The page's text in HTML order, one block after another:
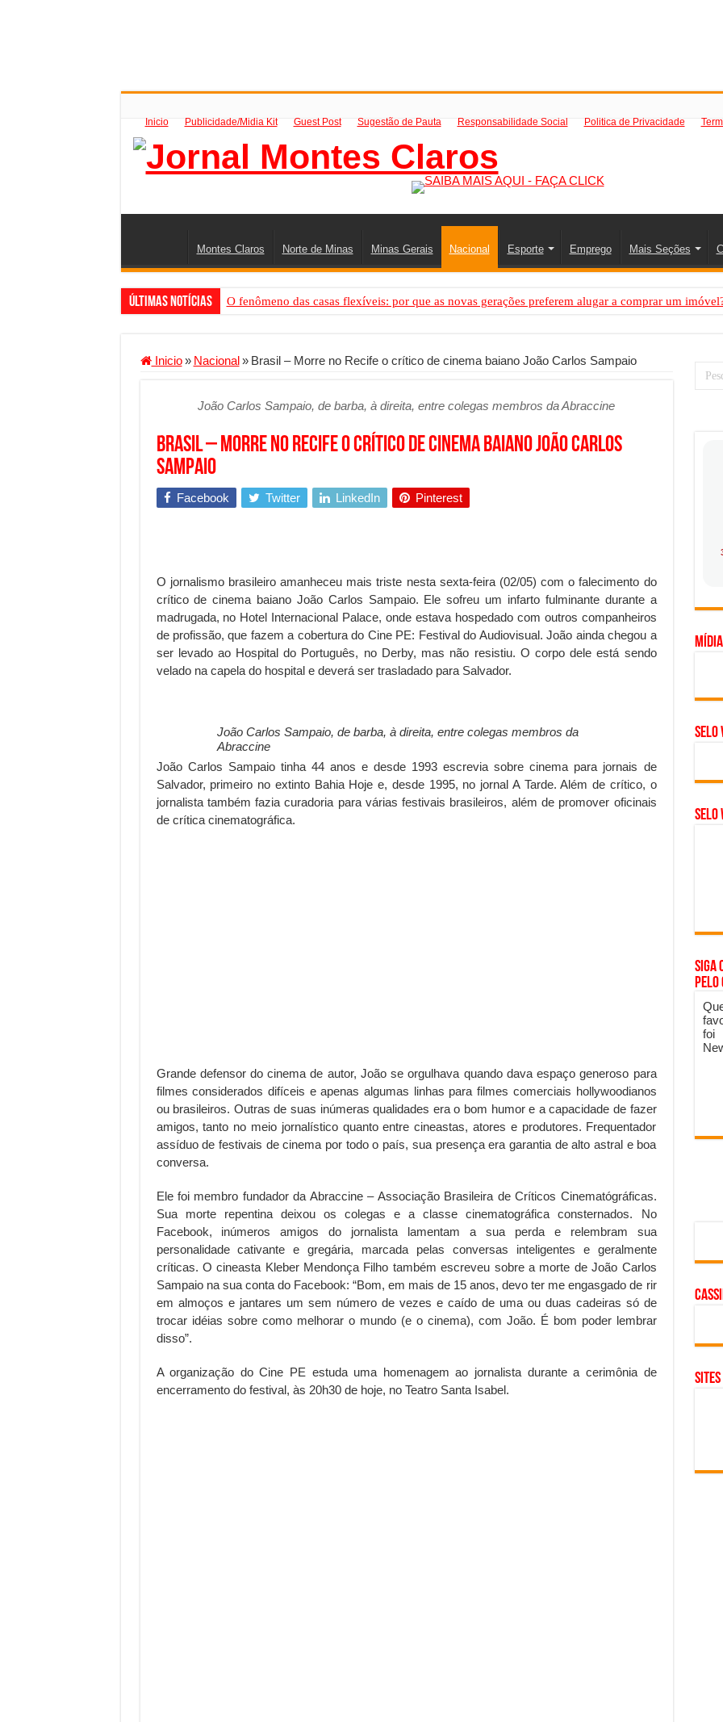
Inicio Publicidade/Midia Kit Guest Post Sugestão de Pauta Responsabilidade Social Politica de Privacidade
Montes Claros Norte de Minas Minas Gerais Nacional Esporte Emprego Mais Seções
Últimas Notícias O fenômeno das casas flexíveis: por que as novas gerações preferem alugar a comprar um
Conheça a melhor empresa de transfer passeios e traslados em Porto Seguro, Bahia
Mais da metade dos trabalhadores desconfia dos canais de denúncia das empresas
Comércio Interativo ganha força no Brasil com a chegada da VIVAMOMENTO ao polo
De economista a referência nacional: como Jaque Rosa ensina tarólogas a faturarem mais de R$
Investimento em energia limpa chega para brasileiros: ZCT traz oportunidades de lucro seguro
Serralheria de Alumínio vs. Ferro: guia completo para escolher o portão ideal para seu imóvel
Qualidade do produto e percepção do consumidor: como marcas evitam ruídos no mercado
O Crescimento da Influência de Especialistas Independentes
Inicio » Nacional » Brasil – Morre no Recife o crítico de cinema baiano João Carlos Sampaio
João Carlos Sampaio, de barba, à direita, entre colegas membros da Abraccine
Brasil – Morre no Recife o crítico de cinema baiano João Carlos
Sampaio
Facebook Twitter LinkedIn Pinterest
O jornalismo brasileiro amanheceu mais triste nesta sexta-feira (02/05) com o falecimento do
crítico de cinema baiano João Carlos Sampaio. Ele sofreu um infarto fulminante durante a
madrugada, no Hotel Internacional Palace, onde estava hospedado com outros companheiros
de profissão, que fazem a cobertura do Cine PE: Festival do Audiovisual. João ainda chegou a
ser levado ao Hospital do Português, no Derby, mas não resistiu. O corpo dele está sendo
velado na capela do hospital e deverá ser trasladado para Salvador.
João Carlos Sampaio, de barba, à direita, entre colegas membros da
Abraccine
João Carlos Sampaio tinha 44 anos e desde 1993 escrevia sobre cinema para jornais de
Salvador, primeiro no extinto Bahia Hoje e, desde 1995, no jornal A Tarde. Além de crítico, o
jornalista também fazia curadoria para várias festivais brasileiros, além de promover oficinais
de crítica cinematográfica.
Grande defensor do cinema de autor, João se orgulhava quando dava espaço generoso para
filmes considerados difíceis e apenas algumas linhas para filmes comerciais hollywoodianos
ou brasileiros. Outras de suas inúmeras qualidades era o bom humor e a capacidade de fazer
amigos, tanto no meio jornalístico quanto entre cineastas, atores e produtores. Frequentador
assíduo de festivais de cinema por todo o país, sua presença era garantia de alto astral e boa
conversa.
Ele foi membro fundador da Abraccine – Associação Brasileira de Críticos Cinematógráficas.
Sua morte repentina deixou os colegas e a classe cinematográfica consternados. No
Facebook, inúmeros amigos do jornalista lamentam a sua perda e relembram sua
personalidade cativante e gregária, marcada pelas conversas inteligentes e geralmente
críticas. O cineasta Kleber Mendonça Filho também escreveu sobre a morte de João Carlos
Sampaio na sua conta do Facebook: “Bom, em mais de 15 anos, devo ter me engasgado de rir
em almoços e jantares um sem número de vezes e caído de uma ou duas cadeiras só de
trocar idéias sobre como melhorar o mundo (e o cinema), com João. É bom poder lembrar
disso”.
A organização do Cine PE estuda uma homenagem ao jornalista durante a cerimônia de
encerramento do festival, às 20h30 de hoje, no Teatro Santa Isabel.
Selo
SELO
Siga
pelo
foi